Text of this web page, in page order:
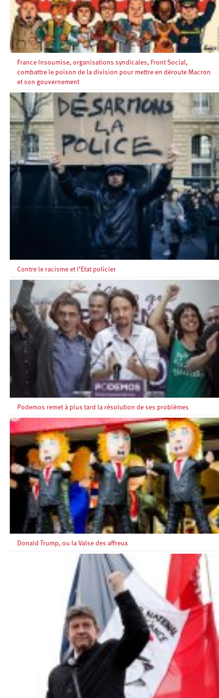
France Insoumise, organisations syndicales, Front Social,
combattre le poison de la division pour mettre en déroute Macron
et son gouvernement
Contre le racisme et l’Etat policier
Podemos remet à plus tard la résolution de ses problèmes
Donald Trump, ou la Valse des affreux